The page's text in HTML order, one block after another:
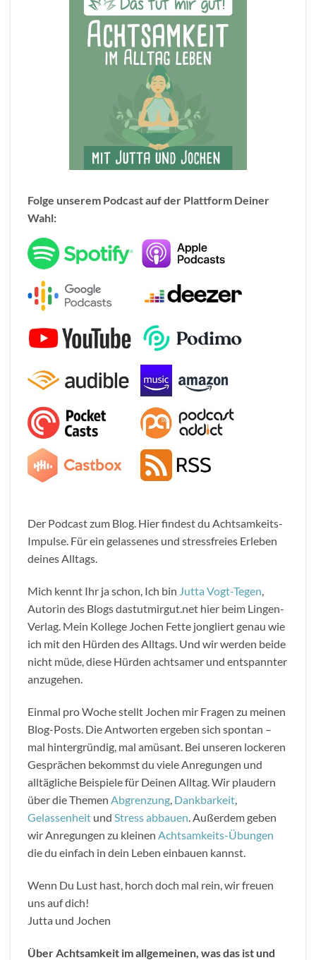
Folge unserem Podcast auf der Plattform Deiner
Wahl:
Der Podcast zum Blog. Hier findest du Achtsamkeits-
Impulse. Für ein gelassenes und stressfreies Erleben
deines Alltags.
Mich kennt Ihr ja schon, Ich bin Jutta Vogt-Tegen,
Autorin des Blogs dastutmirgut.net hier beim Lingen-
Verlag. Mein Kollege Jochen Fette jongliert genau wie
ich mit den Hürden des Alltags. Und wir werden beide
nicht müde, diese Hürden achtsamer und entspannter
anzugehen.
Einmal pro Woche stellt Jochen mir Fragen zu meinen
Blog-Posts. Die Antworten ergeben sich spontan –
mal hintergründig, mal amüsant. Bei unseren lockeren
Gesprächen bekommst du viele Anregungen und
alltägliche Beispiele für Deinen Alltag. Wir plaudern
über die Themen Abgrenzung, Dankbarkeit,
Gelassenheit und Stress abbauen. Außerdem geben
wir Anregungen zu kleinen Achtsamkeits-Übungen
die du einfach in dein Leben einbauen kannst.
Wenn Du Lust hast, horch doch mal rein, wir freuen
uns auf dich!
Jutta und Jochen
Über Achtsamkeit im allgemeinen, was das ist und